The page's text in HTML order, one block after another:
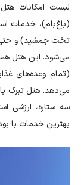
لیست امکانات
می‌شود. این هتل
(تمام وعده‌های
می‌دهد. هتل تبرک
سه ستاره، ارزشی
بهترین خدمات با